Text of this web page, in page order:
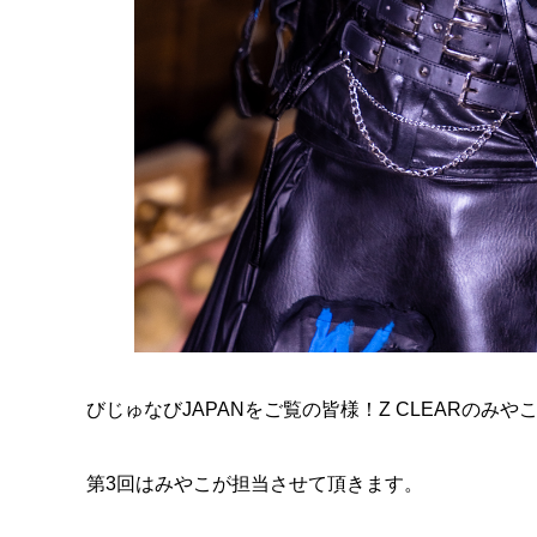
びじゅなびJAPANをご覧の皆様！Z CLEARのみや
第3回はみやこが担当させて頂きます。